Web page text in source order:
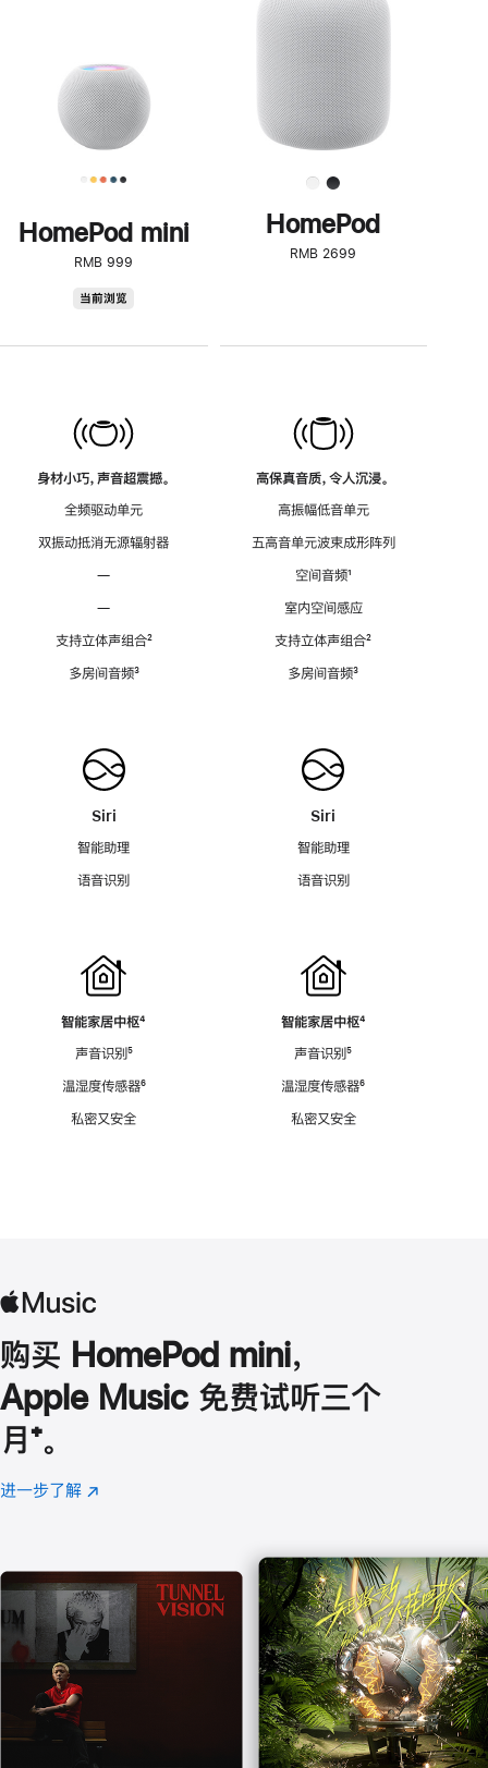
HomePod mini
RMB 999
当前浏览
身材小巧，声音超震撼。
全频驱动单元
双振动抵消无源辐射器
—
—
支持立体声组合脚
²
多房间音频脚
³
Siri
智能助理
语音识别
智能家居中枢脚
⁴
声音识别脚
⁵
温湿度传感器脚
⁶
私密又安全
了
解
HomePod<
HomePod
RMB 2699
高保真音质，令人沉浸。
高振幅低音单元
五高音单元波束成形阵列
空间音频脚
¹
室内空间感应
支持立体声组合脚
²
多房间音频脚
³
Siri
智能助理
语音识别
智能家居中枢脚
⁴
声音识别脚
⁵
温湿度传感器脚
⁶
私密又安全
购买 HomePod mini，
Apple Music 免费试听三个
月 脚
注
⁺。
进一步了解 Apple
(在
口
中
打
开)